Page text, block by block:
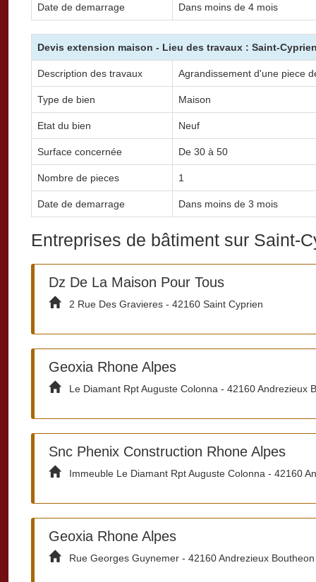
Date de demarrage Dans moins de 4 mois
Devis extension maison - Lieu des travaux : Saint-
Description des travaux Agrandissement d'une piece
Type de bien Maison
Etat du bien Neuf
Surface concernée De 30 à 50
Nombre de pieces 1
Date de demarrage Dans moins de 3 mois
Entreprises de bâtiment sur Saint-
Dz De La Maison Pour Tous
2 Rue Des Gravieres - 42160 Saint Cyprien
Geoxia Rhone Alpes
Le Diamant Rpt Auguste Colonna - 42160 Andrezieux
Snc Phenix Construction Rhone Alpes
Immeuble Le Diamant Rpt Auguste Colonna - 42160
Geoxia Rhone Alpes
Rue Georges Guynemer - 42160 Andrezieux Boutheon